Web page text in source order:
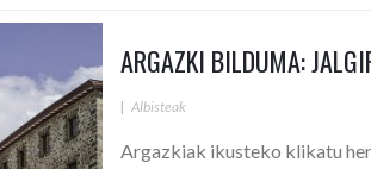
ARGAZKI BILDUMA:
| Albisteak
Argazkiak ikusteko klikatu